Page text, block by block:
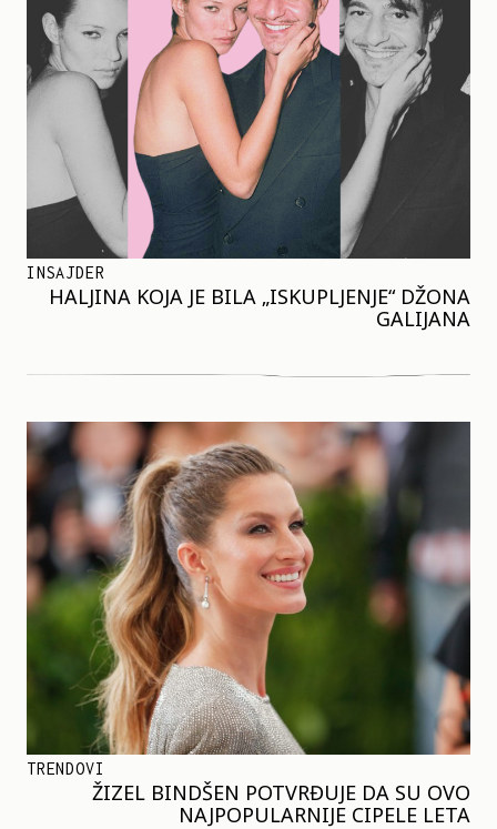
INSAJDER
HALJINA KOJA JE BILA „ISKUPLJENJE“ DŽONA
GALIJANA
TRENDOVI
ŽIZEL BINDŠEN POTVRĐUJE DA SU OVO
NAJPOPULARNIJE CIPELE LETA